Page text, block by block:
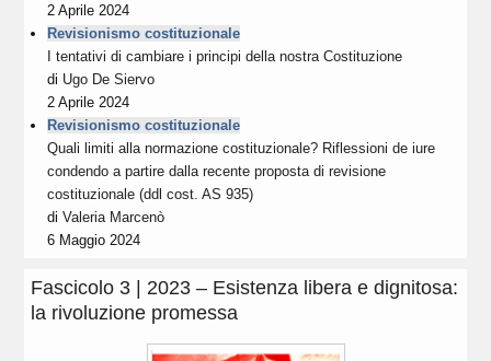
2 Aprile 2024
Revisionismo costituzionale
I tentativi di cambiare i principi della nostra Costituzione
di Ugo De Siervo
2 Aprile 2024
Revisionismo costituzionale
Quali limiti alla normazione costituzionale? Riflessioni de iure
condendo a partire dalla recente proposta di revisione
costituzionale (ddl cost. AS 935)
diValeria Marcenò
6 Maggio 2024
Fascicolo 3 | 2023 – Esistenza libera e dignitosa:
la rivoluzione promessa